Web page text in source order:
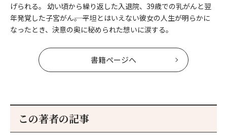
げられる。 幼い頃から繰り返した入退院、39歳での乳がんと翌
年発覚した子宮がん――。 平坦とはいえない彼女の人生が明らかに
なったとき、決意の奥に秘められた想いに涙する。
書籍ページへ
この著者の記事